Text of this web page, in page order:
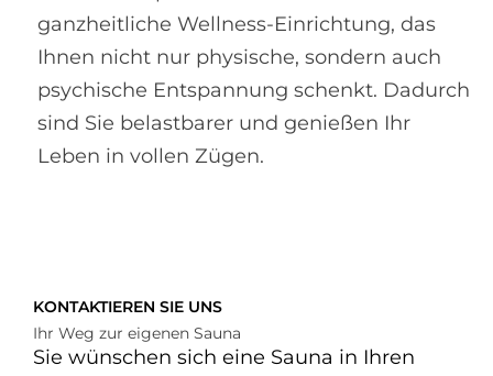
ganzheitliche Wellness-Einrichtung, das
Ihnen nicht nur physische, sondern auch
psychische Entspannung schenkt. Dadurch
sind Sie belastbarer und genießen Ihr
Leben in vollen Zügen.
KONTAKTIEREN SIE UNS
Ihr Weg zur eigenen Sauna
Sie wünschen sich eine Sauna in Ihren